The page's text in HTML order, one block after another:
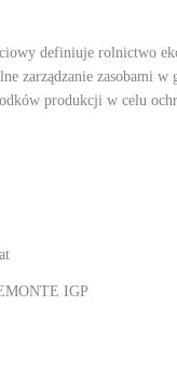
definiuje rolnictwo
zarządzanie zasobami
produkcji w celu
IGP